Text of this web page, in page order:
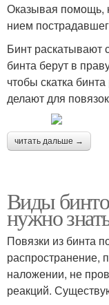
Оказывая помощь,
нием
Бинт раскатывают
бинта берут в
чтобы скатка
делают для
читать дальше →
Виды
нужно
Повязки из бинта
распространение,
наложении, не
реакций.